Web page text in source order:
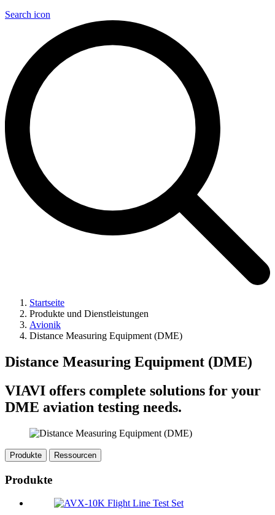
Search icon
Startseite
Produkte und Dienstleistungen
Avionik
Distance Measuring Equipment (DME)
Distance Measuring Equipment (DME)
VIAVI offers complete solutions for your
DME aviation testing needs.
Produkte Ressourcen
Produkte